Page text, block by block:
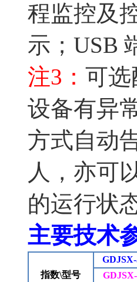
程监控及
示； USB
注3 ： 可选
设备有异
方式自动
人，亦可
的运行状
主要技术
指数\型号